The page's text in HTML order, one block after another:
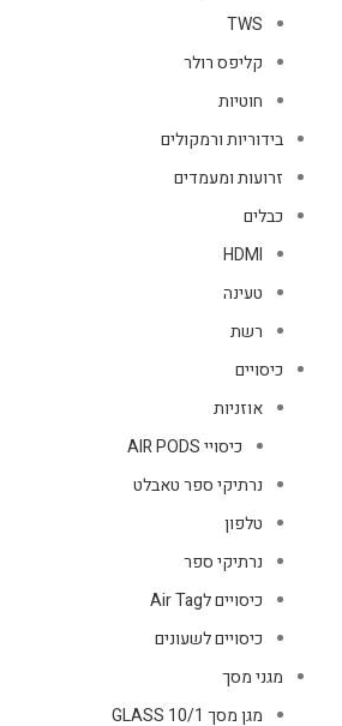
TWS
קליפס רולר
חוטיות
בידוריות ורמקולים
זרועות ומעמדים
כבלים
HDMI
טעינה
רשת
כיסויים
אוזניות
כיסויי AIR PODS
נרתיקי ספר טאבלט
טלפון
נרתיקי ספר
כיסויים לAir Tag
כיסויים לשעונים
מגני מסך
מגן מסך GLASS 10/1